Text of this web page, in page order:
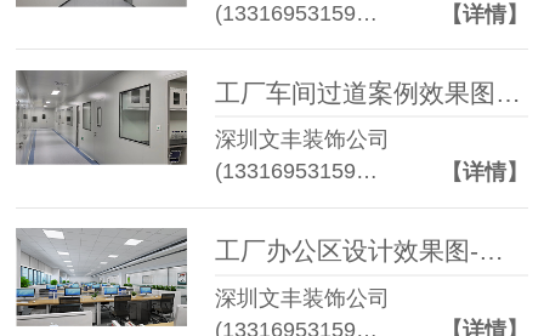
(13316953159…
【详情】
深圳文丰装饰公司
(13316953159…
【详情】
工厂办公区设计效果图-光明区企业装修效果图
深圳文丰装饰公司
(13316953159…
【详情】